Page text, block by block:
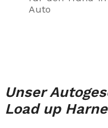
Unser
Load up